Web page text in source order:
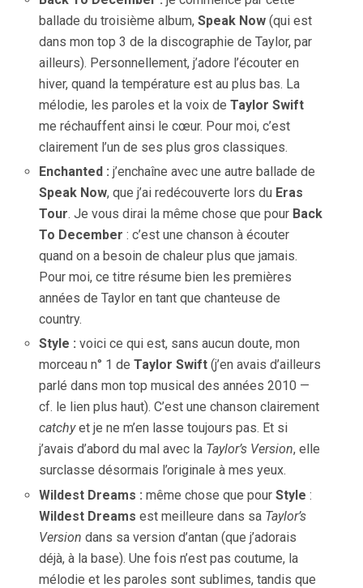
ballade du troisième album,Speak Now (qui est
dans mon top 3 de la discographie de Taylor, par
ailleurs). Personnellement, j’adore l’écouter en
hiver, quand la température est au plus bas. La
mélodie, les paroles et la voix deTaylor Swift
me réchauffent ainsi le cœur. Pour moi, c’est
clairement l’un de ses plus gros classiques.
Enchanted : j’enchaîne avec une autre ballade de
Speak Now, que j’ai redécouverte lors du Eras
Tour. Je vous dirai la même chose que pour Back
To December: c’est une chanson à écouter
quand on a besoin de chaleur plus que jamais.
Pour moi, ce titre résume bien les premières
années de Taylor en tant que chanteuse de
country.
Style : voici ce qui est, sans aucun doute, mon
morceau n° 1 deTaylor Swift (j’en avais d’ailleurs
parlé dans mon top musical des années 2010 —
cf. le lien plus haut). C’est une chanson clairement
catchyet je ne m’en lasse toujours pas. Et si
j’avais d’abord du mal avec la Taylor’s Version, elle
surclasse désormais l’originale à mes yeux.
Wildest Dreams : même chose que pourStyle:
Wildest Dreams est meilleure dans sa Taylor’s
Version dans sa version d’antan (que j’adorais
déjà, à la base). Une fois n’est pas coutume, la
mélodie et les paroles sont sublimes, tandis que